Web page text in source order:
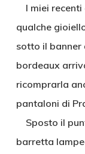
I miei recenti
qualche
sotto il banner
bordeaux
ricomprarla
pantaloni di
Sposto il
barretta